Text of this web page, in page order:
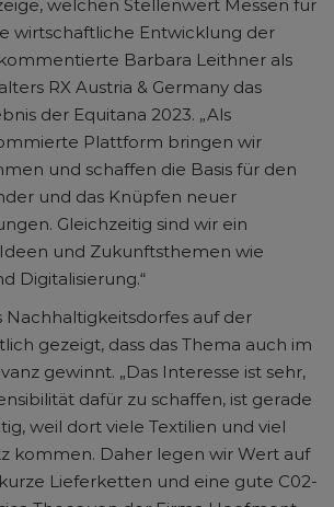
welchen Stellenwert Messen für
wirtschaftliche Entwicklung der
Barbara Leithner als
RX Austria & Germany das
der Equitana 2023. „Als
Plattform bringen wir
und schaffen die Basis für den
und das Knüpfen neuer
Gleichzeitig sind wir ein
und Zukunftsthemen wie
Digitalisierung.“
Nachhaltigkeitsdorfes auf der
gezeigt, dass das Thema auch im
gewinnt. „Das Interesse ist sehr,
dafür zu schaffen, ist gerade
weil dort viele Textilien und viel
kommen. Daher legen wir Wert auf
Lieferketten und eine gute C02-